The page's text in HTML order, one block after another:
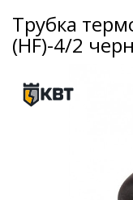
Трубка
(HF)-4/2